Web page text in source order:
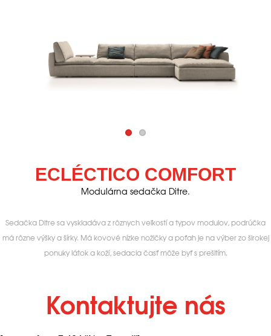
ECLÉCTICO COMFORT
Modulárna sedačka Ditre.
Sedačka Ditre sa vyskladáva z rôznych veľkostí a typov modulov, podrúčka
má rôzne výšky a šírky. Má kovové nízke nožičky a poťah je na výber zo širokej
ponuky látok a koží, sedacia časť môže byť s prešitím.
Kontaktujte nás